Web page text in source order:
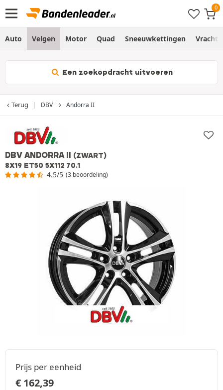
Auto Velgen Motor Quad Sneeuwkettingen
Een zoekopdracht uitvoeren
Terug DBV Andorra II
DBV ANDORRA II (ZWART)
8X19 ET50 5X112 70.1
4.5/5 (3 beoordeling)
Prijs per eenheid
€ 162,39